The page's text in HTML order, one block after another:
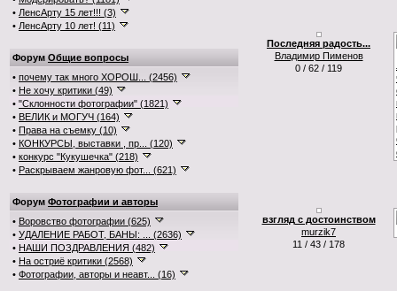
• ЛенсАрту 15 лет!!! (3)
• ЛенсАрту 10 лет! (11)
Форум Общие вопросы
• почему так много ХОРОШ... (2456)
• Не хочу критики (49)
• "Склонности фотографии" (1821)
• ВЕЛИК и МОГУЧ (164)
• Права на съемку (10)
• КОНКУРСЫ, выставки , пр... (120)
• конкурс "Кукушечка" (218)
• Раскрываем жанровую фот... (621)
Форум Фотографии и авторы
• Воровство фотографии (625)
• УДАЛЕНИЕ РАБОТ, БАНЫ: ... (2636)
• НАШИ ПОЗДРАВЛЕНИЯ (482)
• На остриё критики (2568)
• Фотографии, авторы и неавт... (16)
Последняя радость...
Владимир Пименов
0 / 62 / 119
взгляд с достоинством
murzik7
11 / 43 / 178